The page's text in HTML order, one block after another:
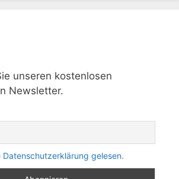
unseren kostenlosen
Newsletter.
Datenschutzerklärung gelesen.